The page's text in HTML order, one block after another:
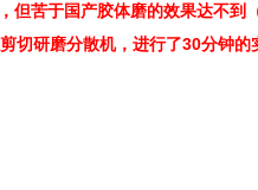
但苦于国产胶体磨的效果达不到
研磨分散机，进行了30分钟的